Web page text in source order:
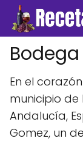
En el
municipio
Andalucía,
Gomez, un